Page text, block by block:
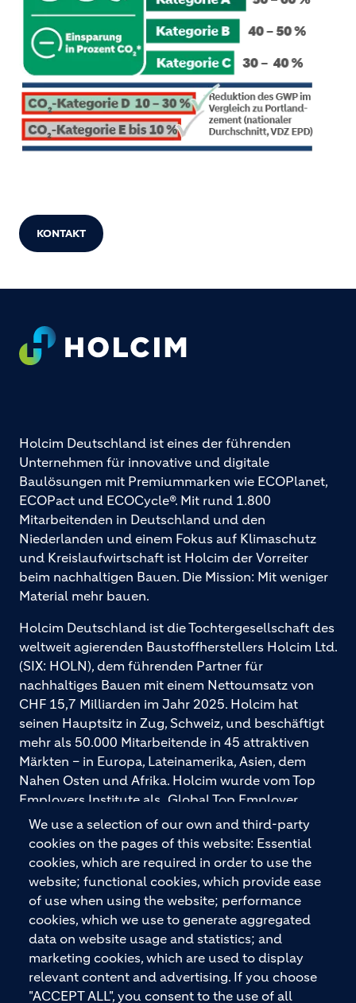
KONTAKT
We use a selection of our own and third-party
cookies on the pages of this website: Essential
cookies, which are required in order to use the
website; functional cookies, which provide ease
of use when using the website; performance
cookies, which we use to generate aggregated
data on website usage and statistics; and
marketing cookies, which are used to display
relevant content and advertising. If you choose
"ACCEPT ALL", you consent to the use of all
Footer
KONTAKTIEREN SIE UNS
Holcim Deutschland ist eines der führenden
Unternehmen für innovative und digitale
Baulösungen mit Premiummarken wie ECOPlanet,
ECOPact und ECOCycle®. Mit rund 1.800
Mitarbeitenden in Deutschland und den
Niederlanden und einem Fokus auf Klimaschutz
und Kreislaufwirtschaft ist Holcim der Vorreiter
beim nachhaltigen Bauen. Die Mission: Mit weniger
Material mehr bauen.
Holcim Deutschland ist die Tochtergesellschaft des
weltweit agierenden Baustoffherstellers Holcim Ltd.
(SIX: HOLN), dem führenden Partner für
nachhaltiges Bauen mit einem Nettoumsatz von
CHF 15,7 Milliarden im Jahr 2025. Holcim hat
seinen Hauptsitz in Zug, Schweiz, und beschäftigt
mehr als 50.000 Mitarbeitende in 45 attraktiven
Märkten – in Europa, Lateinamerika, Asien, dem
Nahen Osten und Afrika. Holcim wurde vom Top
Employers Institute als „Global Top Employer
2026“ ausgezeichnet. Holcim bietet hochwertige
Baustoffe und integrierte Baulösungen für den
gesamten Bauprozess – vom Fundament über den
Boden bis zu Wänden und Dächern – mit
Premiummarken wie ECOPact, ECOPlanet,
ECOCycle und Ytong.